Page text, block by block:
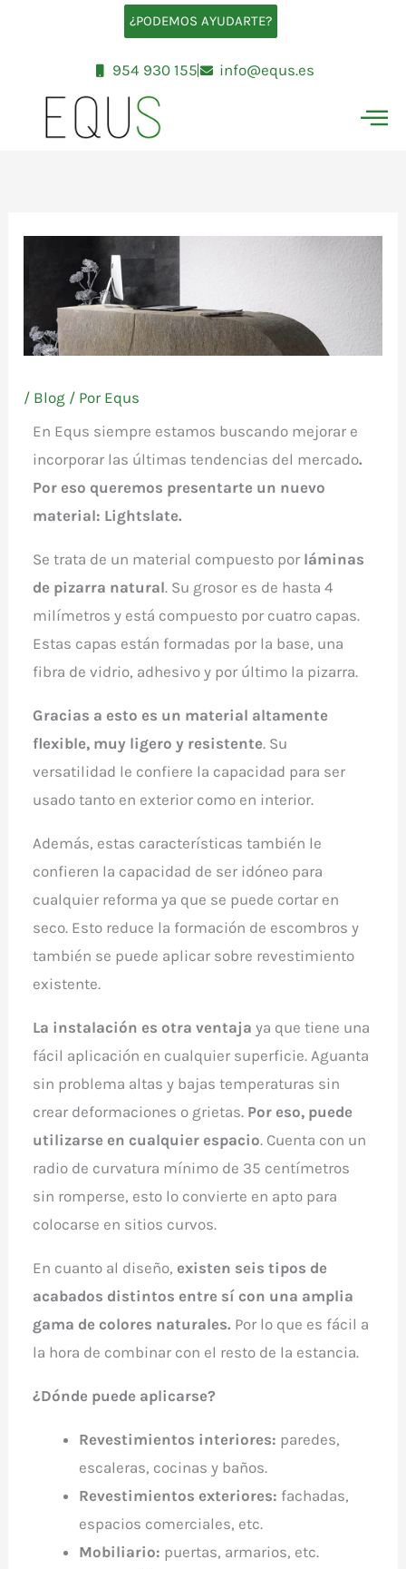
¿PODEMOS AYUDARTE?
954 930 155 info@equs.es
/ Blog / Por Equs
En Equs siempre estamos buscando mejorar e
incorporar las últimas tendencias del mercado.
Por eso queremos presentarte un nuevo
material: Lightslate.
Se trata de un material compuesto por láminas
de pizarra natural. Su grosor es de hasta 4
milímetros y está compuesto por cuatro capas.
Estas capas están formadas por la base, una
fibra de vidrio, adhesivo y por último la pizarra.
Gracias a esto es un material altamente
flexible, muy ligero y resistente. Su
versatilidad le confiere la capacidad para ser
usado tanto en exterior como en interior.
Además, estas características también le
confieren la capacidad de ser idóneo para
cualquier reforma ya que se puede cortar en
seco. Esto reduce la formación de escombros y
también se puede aplicar sobre revestimiento
existente.
La instalación es otra ventaja ya que tiene una
fácil aplicación en cualquier superficie. Aguanta
sin problema altas y bajas temperaturas sin
crear deformaciones o grietas. Por eso, puede
utilizarse en cualquier espacio. Cuenta con un
radio de curvatura mínimo de 35 centímetros
sin romperse, esto lo convierte en apto para
colocarse en sitios curvos.
En cuanto al diseño, existen seis tipos de
acabados distintos entre sí con una amplia
gama de colores naturales. Por lo que es fácil a
la hora de combinar con el resto de la estancia.
¿Dónde puede aplicarse?
Revestimientos interiores: paredes,
escaleras, cocinas y baños.
Revestimientos exteriores: fachadas,
espacios comerciales, etc.
Mobiliario: puertas, armarios, etc.